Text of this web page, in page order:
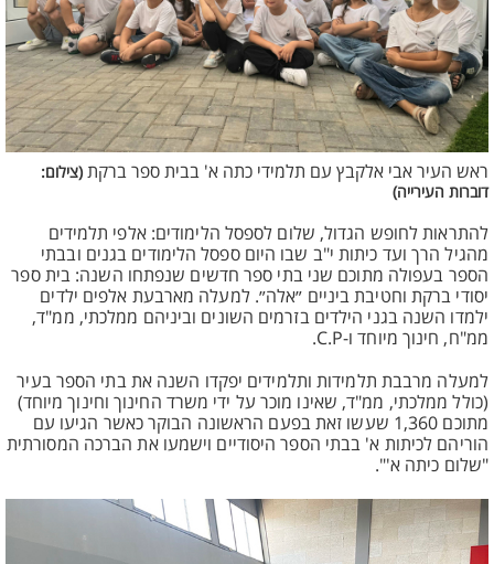
ראש העיר אבי אלקבץ עם תלמידי כתה א' בבית ספר ברקת (צילום:
דוברות העירייה)
להתראות לחופש הגדול, שלום לספסל הלימודים: אלפי תלמידים
מהגיל הרך ועד כיתות י"ב שבו היום ספסל הלימודים בגנים ובבתי
הספר בעפולה מתוכם שני בתי ספר חדשים שנפתחו השנה: בית ספר
יסודי ברקת וחטיבת ביניים ״אלה״. למעלה מארבעת אלפים ילדים
ילמדו השנה בגני הילדים בזרמים השונים וביניהם ממלכתי, ממ"ד,
ממ"ח, חינוך מיוחד ו-C.P.
למעלה מרבבת תלמידות ותלמידים יפקדו השנה את בתי הספר בעיר
(כולל ממלכתי, ממ"ד, שאינו מוכר על ידי משרד החינוך וחינוך מיוחד)
מתוכם 1,360 שעשו זאת בפעם הראשונה הבוקר כאשר הגיעו עם
הוריהם לכיתות א' בבתי הספר היסודיים וישמעו את הברכה המסורתית
"שלום כיתה א'".